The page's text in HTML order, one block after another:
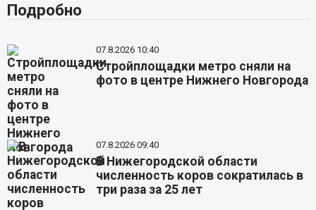
Подробно
07.8.2026 10:40
Стройплощадки метро сняли на
фото в центре Нижнего Новгорода
07.8.2026 09:40
В Нижегородской области
численность коров сократилась в
три раза за 25 лет